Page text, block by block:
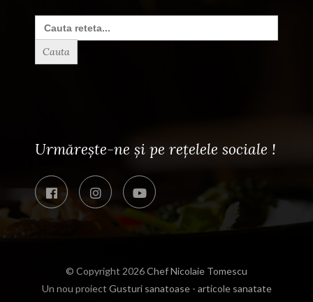
Search
for:
Urmărește-ne și pe rețelele sociale !
© Copyright 2026Chef Nicolaie Tomescu
Un nou proiect Gusturi sanatoase - articole sanatate